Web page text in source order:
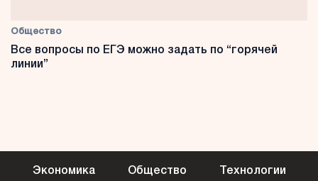
Общество
Все вопросы по ЕГЭ можно задать по “горячей
линии”
Экономика Общество Технологии